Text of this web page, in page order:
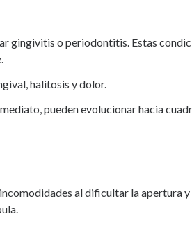
gingivitis o periodontitis. Estas
halitosis y dolor.
pueden evolucionar hacia
al dificultar la apertura y